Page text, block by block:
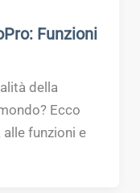
Funzioni
della
Ecco
funzioni e